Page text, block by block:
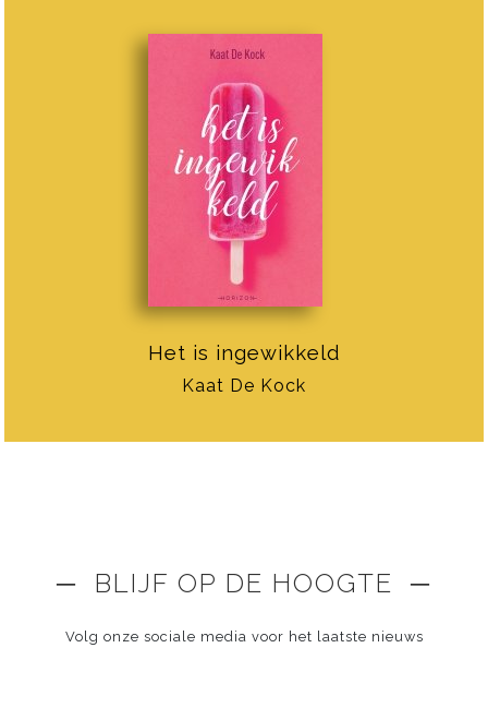
Het is ingewikkeld
Kaat De Kock
─ BLIJF OP DE HOOGTE ─
Volg onze sociale media voor het laatste nieuws